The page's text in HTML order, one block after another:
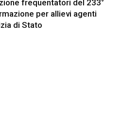
frequentatori del 233°
per allievi agenti
di Stato